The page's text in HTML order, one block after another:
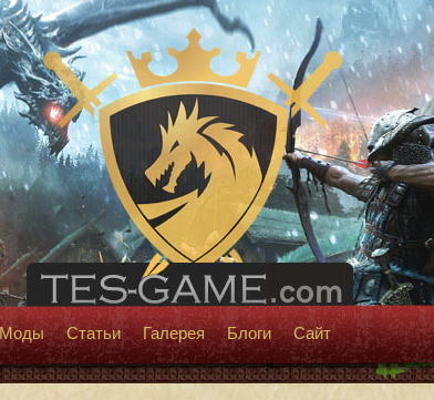
Моды Статьи Галерея Блоги Сайт